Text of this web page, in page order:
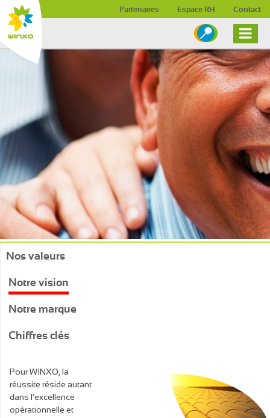
Contact
Espace RH
Partenaires
Skip to content
Nos valeurs
Notre vision
Notre marque
Chiffres clés
Pour WINXO, la
réussite réside autant
dans l’excellence
opérationnelle et